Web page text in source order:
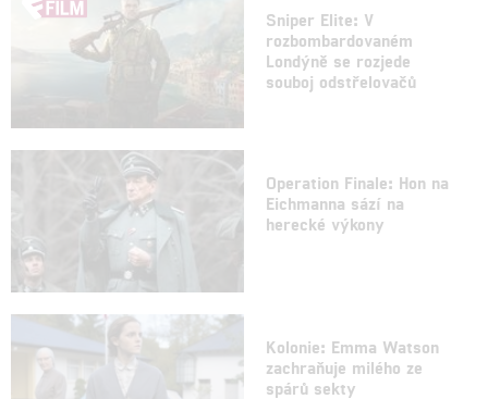
Sniper Elite: V
rozbombardovaném
Londýně se rozjede
souboj odstřelovačů
Operation Finale: Hon na
Eichmanna sází na
herecké výkony
Kolonie: Emma Watson
zachraňuje milého ze
spárů sekty